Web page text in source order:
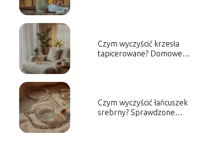
Czym wyczyścić krzesła
tapicerowane? Domowe
Czym wyczyścić łańcuszek
srebrny? Sprawdzone